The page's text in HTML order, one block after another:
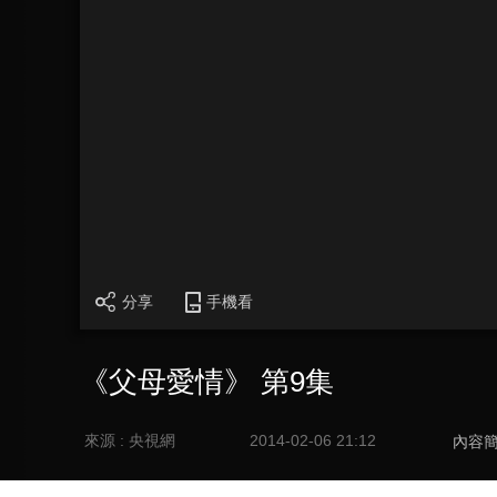
分享 手機看
《父母愛情》 第9集
來源 : 央視網 2014-02-06 21:12 內容